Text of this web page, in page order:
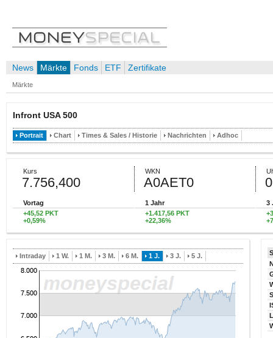
News Märkte Fonds ETF Zertifikate
Märkte
Infront USA 500
Portrait Chart Times & Sales / Historie Nachrichten Adhoc
Kurs
7.756,400
WKN
A0AET0
Vortag 1 Jahr
3
+45,52 PKT
+0,59%
+1.417,56 PKT
+22,36%
Intraday 1 W. 1 M. 3 M. 6 M. 1 J. 3 J. 5 J.